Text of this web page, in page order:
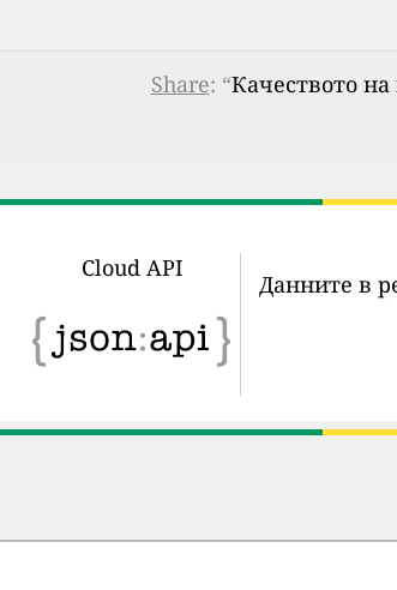
Share: “Качеството
Cloud API
Данните в